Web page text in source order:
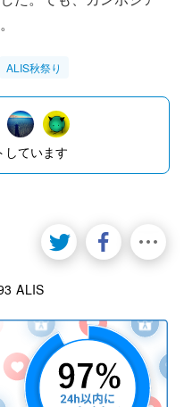
ALIS秋祭り
しています
ALIS